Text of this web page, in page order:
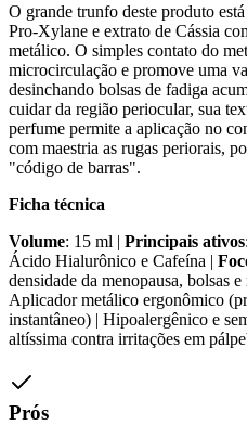
O grande trunfo deste produto
Pro-Xylane e extrato de Cássia
metálico. O simples contato do
microcirculação e promove uma
desinchando bolsas de fadiga
cuidar da região periocular, sua
perfume permite a aplicação no
com maestria as rugas periorais,
"código de barras".
Ficha técnica
Volume: 15 ml | Principais ativos
Ácido Hialurônico e Cafeína |
densidade da menopausa, bolsas
Aplicador metálico ergonômico
instantâneo) | Hipoalergênico e
altíssima contra irritações em
Prós